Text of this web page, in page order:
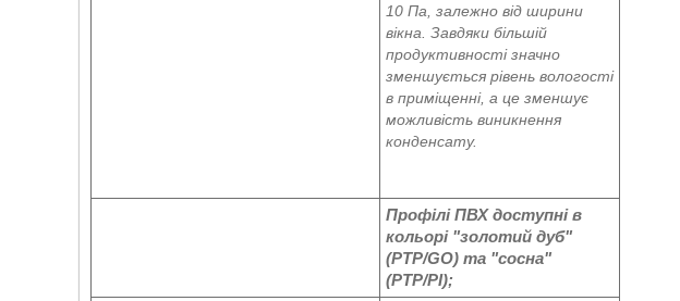
10 Па, залежно від ширини
вікна. Завдяки більшій
продуктивності значно
зменшується рівень вологості
в приміщенні, а це зменшує
можливість виникнення
конденсату.
Профілі ПВХ доступні в
кольорі "золотий дуб"
(PTP/GO) та "сосна"
(PTP/PI);